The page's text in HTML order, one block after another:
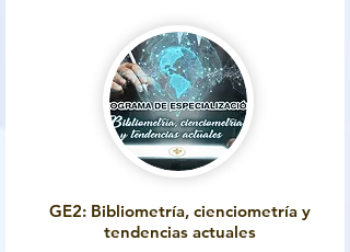
GE2: Bibliometría, cienciometría y
tendencias actuales